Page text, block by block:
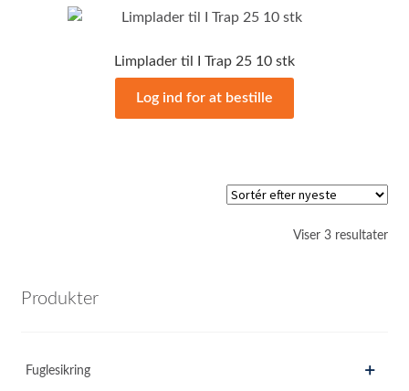
Limplader til I Trap 25 10 stk
Log ind for at bestille
Viser 3 resultater
Produkter
Fuglesikring